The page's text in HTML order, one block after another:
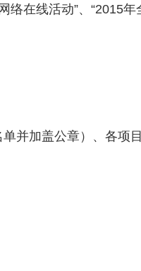
络在线活动”、“2015
并加盖公章）、各项